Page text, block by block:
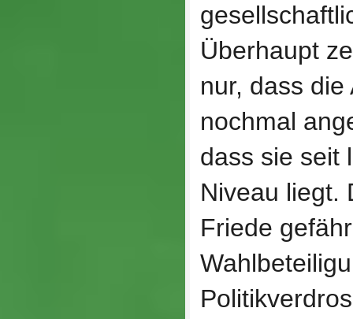
Überhaupt
nur, dass
nochmal
dass sie seit
Niveau liegt.
Friede